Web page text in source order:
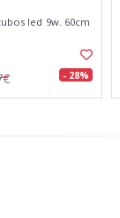
led 9w. 60cm
- 28%